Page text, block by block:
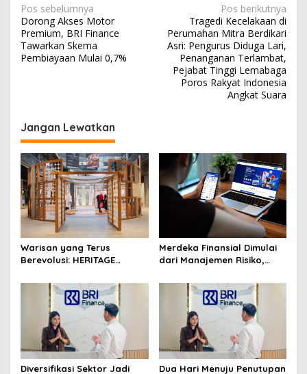
N
a
v
i
s
i
p
o
s
Pos sebelumnya
Dorong Akses Motor
Premium, BRI Finance
Tawarkan Skema
Pembiayaan Mulai 0,7%
Pos berikutnya
Tragedi Kecelakaan di
Perumahan Mitra Berdikari
Asri: Pengurus Diduga Lari,
Penanganan Terlambat,
Pejabat Tinggi Lemabaga
Poros Rakyat Indonesia
Angkat Suara
Jangan Lewatkan
Warisan yang Terus
Berevolusi: HERITAGE
District 8
Merdeka Finansial Dimulai
dari Manajemen Risiko,
Hasil Cepat
Diversifikasi Sektor Jadi Dua Hari Menuju Penutupan